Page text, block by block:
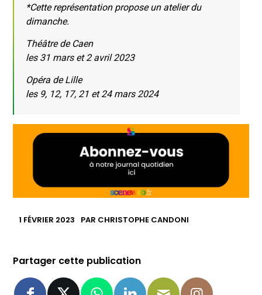
*Cette représentation propose un atelier du
dimanche.
Théâtre de Caen
les 31 mars et 2 avril 2023
Opéra de Lille
les 9, 12, 17, 21 et 24 mars 2024
1 FÉVRIER 2023 PAR CHRISTOPHE CANDONI
Partager cette publication